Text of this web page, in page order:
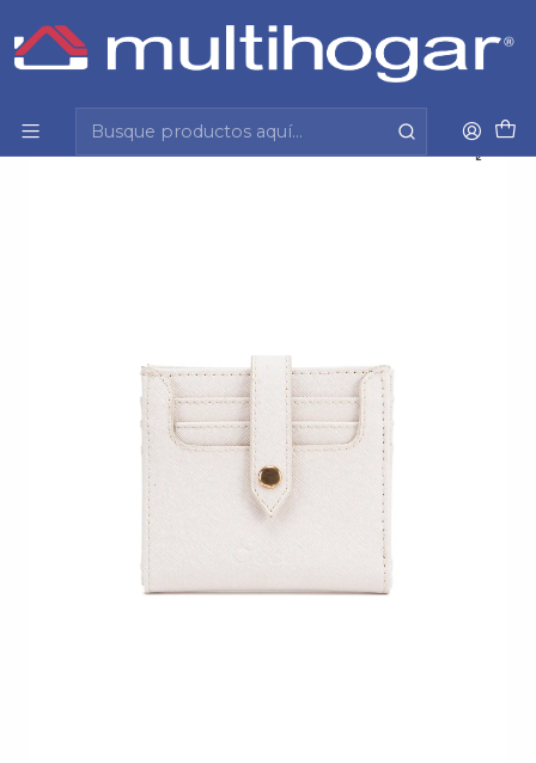
Inicio Accesorios
Billetera
Billetera Mujer Pequeña Estampado Casual Gacel
Bil0422 Off White